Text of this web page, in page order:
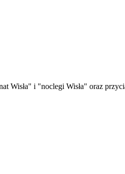
i "noclegi Wisła" oraz